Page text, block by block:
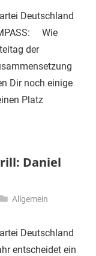
Deutschland
Wie
der
Dir noch einige
Platz
Daniel
Allgemein
Deutschland
entscheidet ein